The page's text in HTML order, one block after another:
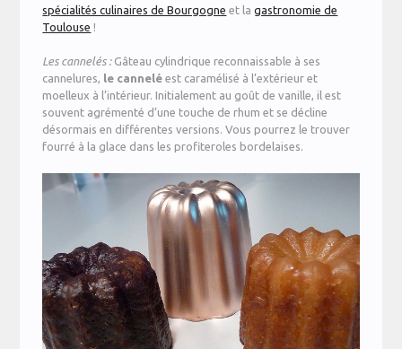
spécialités culinaires de Bourgogne et lagastronomie de
Toulouse !
Les cannelés : Gâteau cylindrique reconnaissable à ses
cannelures, le cannelé est caramélisé à l’extérieur et
moelleux à l’intérieur. Initialement au goût de vanille, il est
souvent agrémenté d’une touche de rhum et se décline
désormais en différentes versions. Vous pourrez le trouver
fourré à la glace dans les profiteroles bordelaises.